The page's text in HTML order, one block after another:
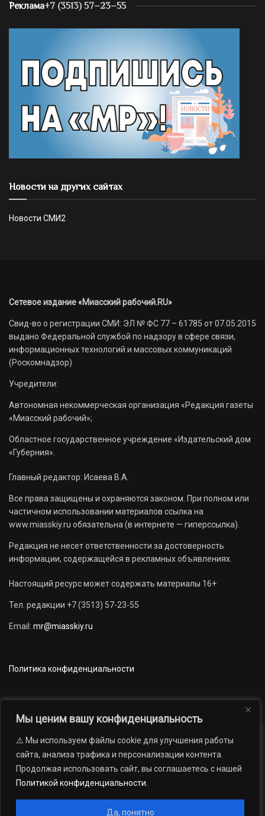
Мы ценим вашу конфиденциальность
⚠️ Мы используем файлы cookie для улучшения работы
сайта, анализа трафика и персонализации контента.
Продолжая использовать сайт, вы соглашаетесь с нашей
Политикой конфиденциальности
Да, понятно
Реклама+7 (3513) 57–23–55
Новости на других сайтах
Новости СМИ2
Сетевое издание «Миасский рабочий.RU»
Свид-во о регистрации СМИ: ЭЛ № ФС 77 – 61785 от 07.05.2015
выдано Федеральной службой по надзору в сфере связи,
информационных технологий и массовых коммуникаций
(Роскомнадзор)
Учредители:
Автономная некоммерческая организация «Редакция газеты
«Миасский рабочий»;
Областное государственное учреждение «Издательский дом
«Губерния».
Главный редактор: Исаева В.А.
Все права защищены и охраняются законом. При полном или
частичном использовании материалов ссылка на
www.miasskiy.ru обязательна (в интернете — гиперссылка).
Редакция не несет ответственности за достоверность
информации, содержащейся в рекламных объявлениях.
Настоящий ресурс может содержать материалы 16+
Тел. редакции +7 (3513) 57-23-55
Email: mr@miasskiy.ru
Политика конфиденциальности
Новости Наши проекты
Официально
АРХИВ
16+
газеты «Миасский рабочий»; Областное государственное учреждение
«Издательский дом «Губерния». Все права защищены.